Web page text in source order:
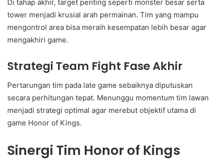
Di tahap akhir, target penting seperti monster besar serta
tower menjadi krusial arah permainan. Tim yang mampu
mengontrol area bisa meraih kesempatan lebih besar agar
mengakhiri game.
Strategi Team Fight Fase Akhir
Pertarungan tim pada late game sebaiknya diputuskan
secara perhitungan tepat. Menunggu momentum tim lawan
menjadi strategi optimal agar merebut objektif utama di
game Honor of Kings.
Sinergi Tim Honor of Kings